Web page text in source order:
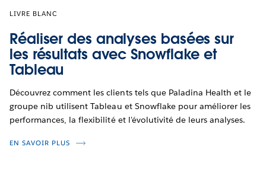
LIVRE BLANC
Réaliser des analyses basées sur
les résultats avec Snowflake et
Tableau
Découvrez comment les clients tels que Paladina Health et le
groupe nib utilisent Tableau et Snowflake pour améliorer les
performances, la flexibilité et l'évolutivité de leurs analyses.
EN SAVOIR PLUS